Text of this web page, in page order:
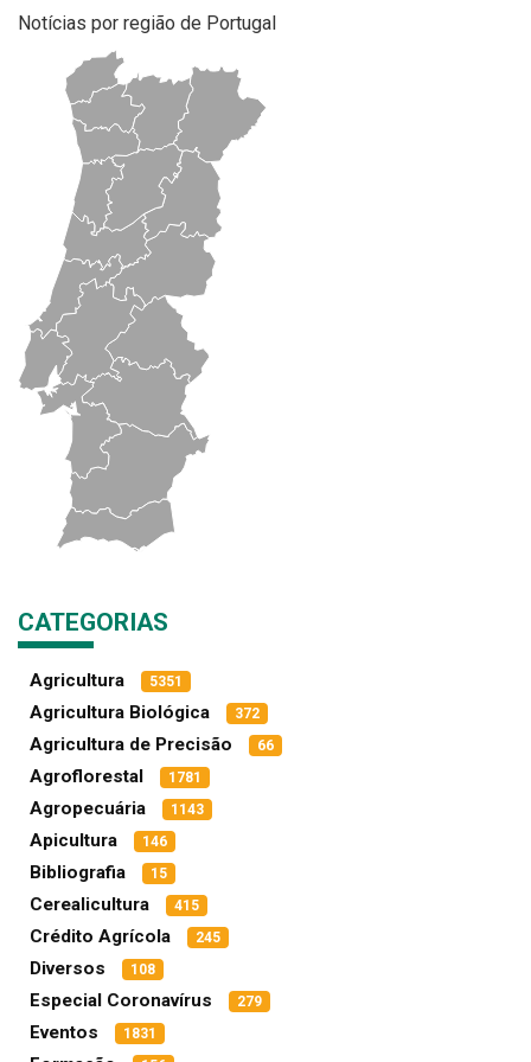
Notícias por região de Portugal
CATEGORIAS
Agricultura 5351
Agricultura Biológica 372
Agricultura de Precisão 66
Agroflorestal 1781
Agropecuária 1143
Apicultura 146
Bibliografia 15
Cerealicultura 415
Crédito Agrícola 245
Diversos 108
Especial Coronavírus 279
Eventos 1831